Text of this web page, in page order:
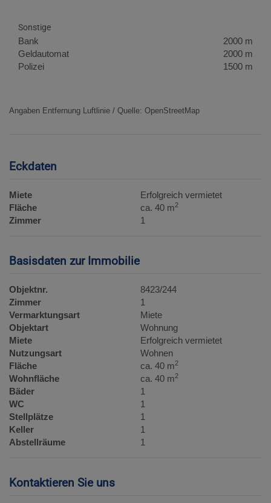
Sonstige
Bank
2000 m
Geldautomat
2000 m
Polizei
1500 m
Angaben Entfernung Luftlinie / Quelle: OpenStreetMap
Eckdaten
Miete
Erfolgreich vermietet
Fläche
ca. 40 m2
Zimmer 1
Basisdaten zur Immobilie
Objektnr.
8423/244
Zimmer
1
Vermarktungsart
Miete
Objektart
Wohnung
Miete
Erfolgreich vermietet
Nutzungsart
Wohnen
Fläche
ca. 40 m2
Wohnfläche ca. 40 m2
Bäder
1
WC
1
Stellplätze
1
Keller
1
Abstellräume
1
Kontaktieren Sie uns